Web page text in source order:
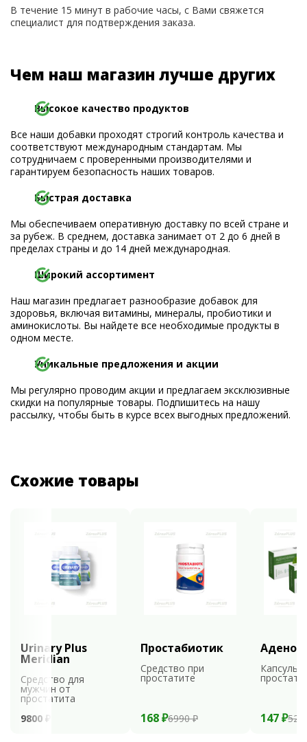
В течение 15 минут в рабочие часы, с Вами свяжется
специалист для подтверждения заказа.
Чем наш магазин лучше других
Высокое качество продуктов
Все наши добавки проходят строгий контроль качества и
соответствуют международным стандартам. Мы
сотрудничаем с проверенными производителями и
гарантируем безопасность наших товаров.
Быстрая доставка
Мы обеспечиваем оперативную доставку по всей стране и
за рубеж. В среднем, доставка занимает от 2 до 6 дней в
пределах страны и до 14 дней международная.
Широкий ассортимент
Наш магазин предлагает разнообразие добавок для
здоровья, включая витамины, минералы, пробиотики и
аминокислоты. Вы найдете все необходимые продукты в
одном месте.
Уникальные предложения и акции
Мы регулярно проводим акции и предлагаем эксклюзивные
скидки на популярные товары. Подпишитесь на нашу
рассылку, чтобы быть в курсе всех выгодных предложений.
Схожие товары
Urinary Plus
Meridian
Средство для
мужчин от
простатита
9800 ₽
Простабиотик
Средство при
простатите
168 ₽6990 ₽
Капсулы
147 ₽